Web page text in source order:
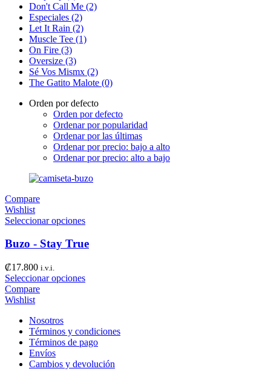
Don't Call Me (2)
Especiales (2)
Let It Rain (2)
Muscle Tee (1)
On Fire (3)
Oversize (3)
Sé Vos Mismx (2)
The Gatito Malote (0)
Orden por defecto
Orden por defecto
Ordenar por popularidad
Ordenar por las últimas
Ordenar por precio: bajo a alto
Ordenar por precio: alto a bajo
Compare
Wishlist
Seleccionar opciones
Buzo - Stay True
₡17.800 i.v.i.
Seleccionar opciones
Compare
Wishlist
Nosotros
Términos y condiciones
Términos de pago
Envíos
Cambios y devolución